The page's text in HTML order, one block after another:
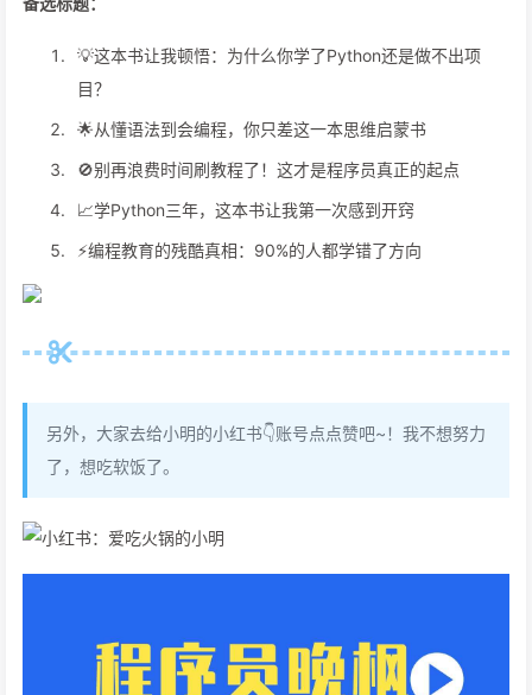
💡这本书让我顿悟：为什么你学了Python还是做不出项
目？
🌟从懂语法到会编程，你只差这一本思维启蒙书
🚫别再浪费时间刷教程了！这才是程序员真正的起点
📈学Python三年，这本书让我第一次感到开窍
⚡️编程教育的残酷真相：90%的人都学错了方向
另外，大家去给小明的小红书👇账号点点赞吧~！我不想努力
了，想吃软饭了。